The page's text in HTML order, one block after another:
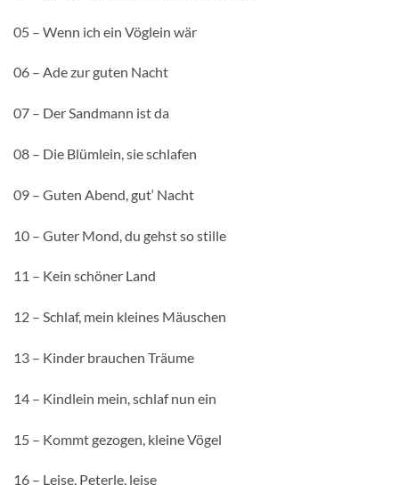
05 – Wenn ich ein Vöglein wär
06 – Ade zur guten Nacht
07 – Der Sandmann ist da
08 – Die Blümlein, sie schlafen
09 – Guten Abend, gut‘ Nacht
10 – Guter Mond, du gehst so stille
11 – Kein schöner Land
12 – Schlaf, mein kleines Mäuschen
13 – Kinder brauchen Träume
14 – Kindlein mein, schlaf nun ein
15 – Kommt gezogen, kleine Vögel
16 – Leise, Peterle, leise